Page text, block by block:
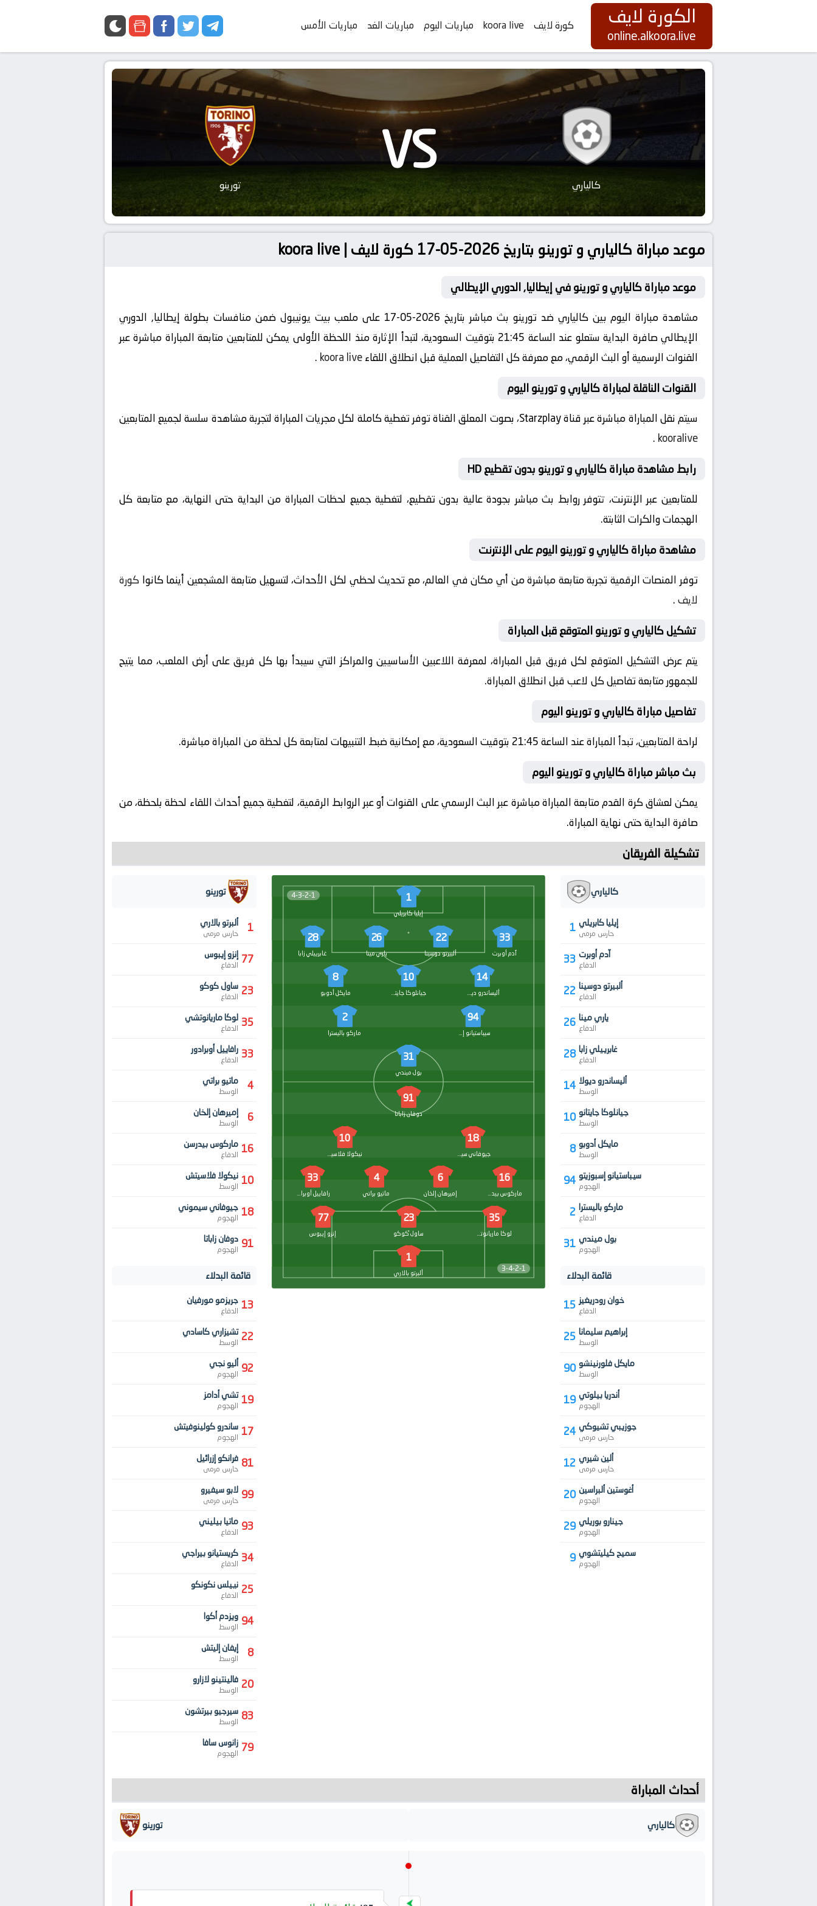
الكورة لايف
online.alkoora.live
كورة لايف koora live مباريات اليوم مباريات الغد مباريات الأمس
كالياري VS تورينو
موعد مباراة كالياري و تورينو بتاريخ 2026-05-17 كورة لايف | koora live
موعد مباراة كالياري و تورينو في إيطاليا, الدوري الإيطالي
مشاهدة مباراة اليوم بين كالياري ضد تورينو بث مباشر بتاريخ 2026-05-17 على ملعب بيت يونيبول ضمن منافسات بطولة إيطاليا, الدوري
الإيطالي صافرة البداية ستعلو عند الساعة 21:45 بتوقيت السعودية، لتبدأ الإثارة منذ اللحظة الأولى يمكن للمتابعين متابعة المباراة مباشرة عبر
القنوات الرسمية أو البث الرقمي، مع معرفة كل التفاصيل العملية قبل انطلاق اللقاءkoora live
.
القنوات الناقلة لمباراة كالياري و تورينو اليوم
سيتم نقل المباراة مباشرة عبر قناة Starzplay، بصوت المعلق القناة توفر تغطية كاملة لكل مجريات المباراة لتجربة مشاهدة سلسة لجميع المتابعين
kooralive
.
رابط مشاهدة مباراة كالياري و تورينو بدون تقطيع HD
للمتابعين عبر الإنترنت، تتوفر روابط بث مباشر بجودة عالية بدون تقطيع، لتغطية جميع لحظات المباراة من البداية حتى النهاية، مع متابعة كل
الهجمات والكرات الثابتة.
مشاهدة مباراة كالياري و تورينو اليوم على الإنترنت
توفر المنصات الرقمية تجربة متابعة مباشرة من أي مكان في العالم، مع تحديث لحظي لكل الأحداث، لتسهيل متابعة المشجعين أينما كانوا كورة
لايف.
تشكيل كالياري و تورينو المتوقع قبل المباراة
يتم عرض التشكيل المتوقع لكل فريق قبل المباراة، لمعرفة اللاعبين الأساسيين والمراكز التي سيبدأ بها كل فريق على أرض الملعب، مما يتيح
للجمهور متابعة تفاصيل كل لاعب قبل انطلاق المباراة.
تفاصيل مباراة كالياري و تورينو اليوم
لراحة المتابعين، تبدأ المباراة عند الساعة 21:45 بتوقيت السعودية، مع إمكانية ضبط التنبيهات لمتابعة كل لحظة من المباراة مباشرة.
بث مباشر مباراة كالياري و تورينو اليوم
يمكن لعشاق كرة القدم متابعة المباراة مباشرة عبر البث الرسمي على القنوات أو عبر الروابط الرقمية، لتغطية جميع أحداث اللقاء لحظة بلحظة، من
صافرة البداية حتى نهاية المباراة.
تشكيلة الفريقان
4-3-2-1 1
إيليا كابريلي
33
آدم أوبرت
22
ألبيرتو دوسينا
26
ياري مينا
28
غابرييلي زابا
14
أليساندرو ديولا
10
جيانلوكا جايتانو
8
مايكل أدوبو
94
سيباستيانو إسبوزيتو
2
ماركو باليسترا
31
بول ميندي
3-4-2-1
91
دوفان زاباتا
18
جيوفاني سيموني
10
نيكولا فلاسيتش
16
ماركوس بيدرسن
6
إميرهان إلخان
4
ماتيو براتي
33
رافاييل أوبرادور
35
لوكا ماريانوتشي
23
ساول كوكو
77
إنزو إيبوس
1
ألبرتو بالاري
كالياري
1 إيليا كابريلي
حارس مرمى
33 آدم أوبرت
الدفاع
22 ألبيرتو دوسينا
الدفاع
26 ياري مينا
الدفاع
28 غابرييلي زابا
الدفاع
14 أليساندرو ديولا
الوسط
10 جيانلوكا جايتانو
الوسط
8 مايكل أدوبو
الوسط
94 سيباستيانو إسبوزيتو
الهجوم
2 ماركو باليسترا
الدفاع
31 بول ميندي
الهجوم
قائمة البدلاء
15 خوان رودريغيز
الدفاع
25 إبراهيم سليمانا
الوسط
90 مايكل فلورنينشو
الوسط
19 أندريا بيلوتي
الهجوم
24 جوزيبي تشيوكي
حارس مرمى
12 ألين شيري
حارس مرمى
20 أغوستين ألبراسين
الهجوم
29 جينارو بوريلي
الهجوم
9 سميح كيليتشوي
الهجوم
تورينو
1 ألبرتو بالاري
حارس مرمى
77 إنزو إيبوس
الدفاع
23 ساول كوكو
الدفاع
35 لوكا ماريانوتشي
الدفاع
33 رافاييل أوبرادور
الدفاع
4 ماتيو براتي
الوسط
6 إميرهان إلخان
الوسط
16 ماركوس بيدرسن
الدفاع
10 نيكولا فلاسيتش
الوسط
18 جيوفاني سيموني
الهجوم
91 دوفان زاباتا
الهجوم
قائمة البدلاء
13 جريزمو مورفيان
الدفاع
22 تشيزاري كاسادي
الوسط
92 أليو نجي
الهجوم
19 تشي أدامز
الهجوم
17 ساندرو كولينوفيتش
الهجوم
81 فرانكو إزرائيل
حارس مرمى
99 لابو سيفيرو
حارس مرمى
93 ماتيا بيليني
الدفاع
34 كريستيانو بيراجي
الدفاع
25 نييلس نكونكو
الدفاع
94 ويزدم أكوا
الوسط
8 إيفان إليتش
الوسط
20 فالينتينو لازارو
الوسط
83 سيرجيو بيرتشون
الوسط
79 زانوس سافا
الهجوم
أحداث المباراة
كالياري تورينو